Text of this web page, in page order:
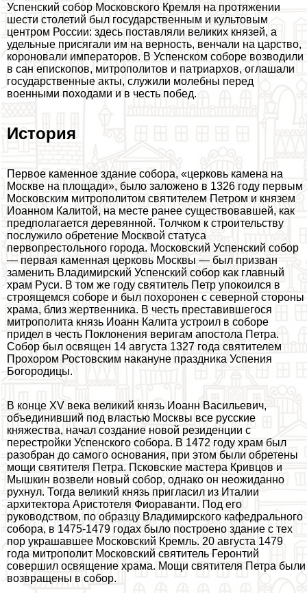
Успенский собор Московского Кремля на протяжении
шести столетий был государственным и культовым
центром России: здесь поставляли великих князей, а
удельные присягали им на верность, венчали на царство,
короновали императоров. В Успенском соборе возводили
в сан епископов, митрополитов и патриархов, оглашали
государственные акты, служили молебны перед
военными походами и в честь побед.
История
Первое каменное здание собора, «церковь камена на
Москве на площади», было заложено в 1326 году первым
Московским митрополитом святителем Петром и князем
Иоанном Калитой, на месте ранее существовавшей, как
предполагается деревянной. Толчком к строительству
послужило обретение Москвой статуса
первопрестольного города. Московский Успенский собор
— первая каменная церковь Москвы — был призван
заменить Владимирский Успенский собор как главный
храм Руси. В том же году святитель Петр упокоился в
строящемся соборе и был похоронен с северной стороны
храма, близ жертвенника. В честь преставившегося
митрополита князь Иоанн Калита устроил в соборе
придел в честь Поклонения веригам апостола Петра.
Собор был освящен 14 августа 1327 года святителем
Прохором Ростовским накануне праздника Успения
Богородицы.
В конце XV века великий князь Иоанн Васильевич,
объединивший под властью Москвы все русские
княжества, начал создание новой резиденции с
перестройки Успенского собора. В 1472 году храм был
разобран до самого основания, при этом были обретены
мощи святителя Петра. Псковские мастера Кривцов и
Мышкин возвели новый собор, однако он неожиданно
рухнул. Тогда великий князь пригласил из Италии
архитектора Аристотеля Фиораванти. Под его
руководством, по образцу Владимирского кафедрального
собора, в 1475-1479 годах было построено здание с тех
пор украшавшее Московский Кремль. 20 августа 1479
года митрополит Московский святитель Геронтий
совершил освящение храма. Мощи святителя Петра были
возвращены в собор.